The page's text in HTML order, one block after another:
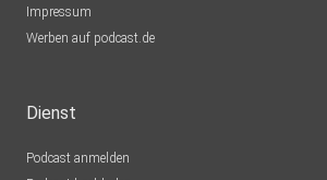
Impressum
Werben auf podcast.de
Dienst
Podcast anmelden